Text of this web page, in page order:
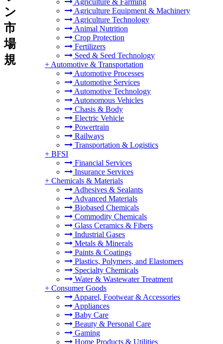
Agriculture & Farming
Agriculture Equipment & Machinery
Agriculture Technology
Animal Nutrition
Crop Protection
Fertilizers
Seed & Seed Technology
+ Automotive & Transportation
Automotive Processes
Automotive Services
Automotive Technology
Autonomous Vehicles
Chasis & Body
Electric Vehicle
Powertrain
Railways
Transportation & Logistics
+ BFSI
Financial Services
Insurance Services
+ Chemicals & Materials
Adhesives & Sealants
Advanced Materials
Biobased Chemicals
Commodity Chemicals
Glass Ceramics & Fibers
Industrial Gases
Metals & Minerals
Paints & Coatings
Plastics, Polymers, and Elastomers
Specialty Chemicals
Water & Wastewater Treatment
+ Consumer Goods
Apparel, Footwear & Accessories
Appliances
Baby Care
Beauty & Personal Care
Gaming
Home Products & Utilities
ン
市
場
規